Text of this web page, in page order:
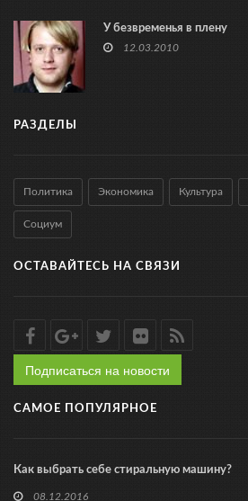
У безвременья в плену
12.03.2010
РАЗДЕЛЫ
Политика Экономика Культура
Социум
ОСТАВАЙТЕСЬ НА СВЯЗИ
Подписаться на новости
САМОЕ ПОПУЛЯРНОЕ
Как выбрать себе стиральную машину?
08.12.2016